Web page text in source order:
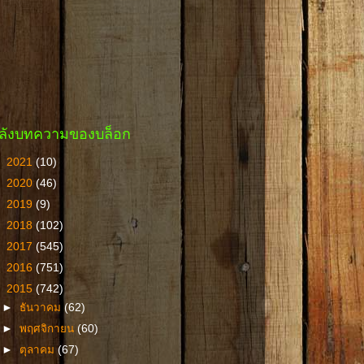
งบทความของบล็อก
2021 (10)
2020 (46)
2019 (9)
2018 (102)
2017 (545)
2016 (751)
2015 (742)
► ธันวาคม(62)
►พฤศจิกายน(60)
► ตุลาคม(67)